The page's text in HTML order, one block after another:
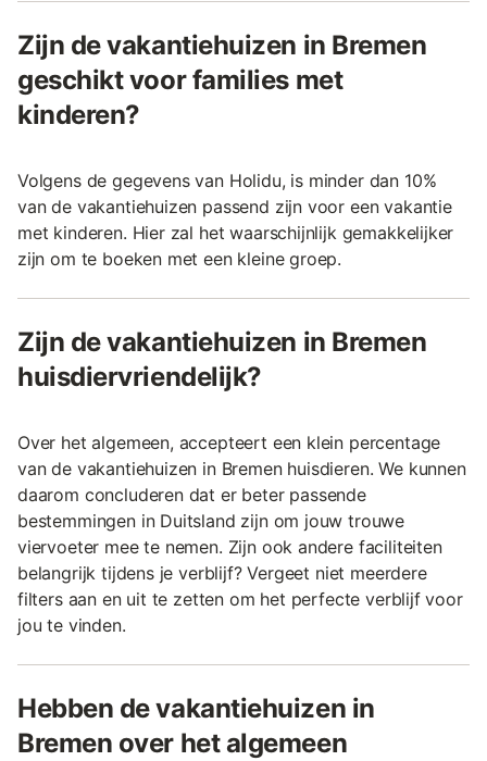
Zijn de vakantiehuizen in Bremen
geschikt voor families met
kinderen?
Volgens de gegevens van Holidu, is minder dan 10%
van de vakantiehuizen passend zijn voor een vakantie
met kinderen. Hier zal het waarschijnlijk gemakkelijker
zijn om te boeken met een kleine groep.
Zijn de vakantiehuizen in Bremen
huisdiervriendelijk?
Over het algemeen, accepteert een klein percentage
van de vakantiehuizen in Bremen huisdieren. We kunnen
daarom concluderen dat er beter passende
bestemmingen in Duitsland zijn om jouw trouwe
viervoeter mee te nemen. Zijn ook andere faciliteiten
belangrijk tijdens je verblijf? Vergeet niet meerdere
filters aan en uit te zetten om het perfecte verblijf voor
jou te vinden.
Hebben de vakantiehuizen in
Bremen over het algemeen